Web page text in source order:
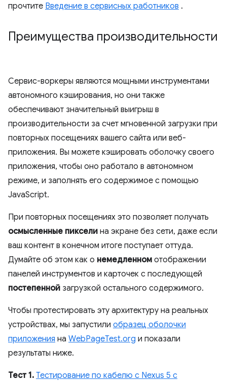
прочтите Введение в сервисных работников .
Преимущества производительности
Сервис-воркеры являются мощными инструментами
автономного кэширования, но они также
обеспечивают значительный выигрыш в
производительности за счет мгновенной загрузки при
повторных посещениях вашего сайта или веб-
приложения. Вы можете кэшировать оболочку своего
приложения, чтобы оно работало в автономном
режиме, и заполнять его содержимое с помощью
JavaScript.
При повторных посещениях это позволяет получать
осмысленные пиксели на экране без сети, даже если
ваш контент в конечном итоге поступает оттуда.
Думайте об этом как о немедленном отображении
панелей инструментов и карточек с последующей
постепенной загрузкой остального содержимого.
Чтобы протестировать эту архитектуру на реальных
устройствах, мы запустили образец оболочки
приложения на WebPageTest.org и показали
результаты ниже.
Тест 1. Тестирование по кабелю с Nexus 5 с